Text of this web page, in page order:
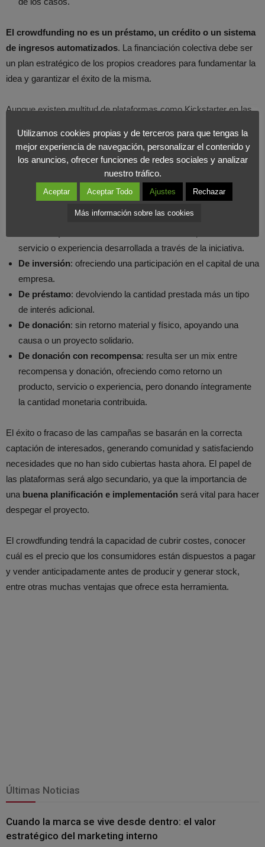
El crowdfunding no es un préstamo, un crédito o un sistema
de ingresos automatizados. La financiación colectiva debe ser
un plan estratégico de los propios creadores para fundamentar la
idea y garantizar el éxito de la misma.
Aunque existen multitud de plataformas como Kickstarter en las
euros, no resulta ser una herramienta fácil y de usar.
Valentí Acconcia, formador en materia crowdfunding desde el año
2011 y autor del libro
Crowdfunding, financia y lanza tu proyecto,
diferencia en su obra5 tipos de crowdfunding:
servicio o experiencia desarrollada a través de la iniciativa.
De inversión: ofreciendo una participación en el capital de una
empresa.
De préstamo: devolviendo la cantidad prestada más un tipo
de interés adicional.
De donación: sin retorno material y físico, apoyando una
causa o un proyecto solidario.
De donación con recompensa: resulta ser un mix entre
recompensa y donación, ofreciendo como retorno un
producto, servicio o experiencia, pero donando íntegramente
la cantidad monetaria contribuida.
El éxito o fracaso de las campañas se basarán en la correcta
captación de interesados, generando comunidad y satisfaciendo
necesidades que no han sido cubiertas hasta ahora. El papel de
las plataformas será algo secundario, ya que la importancia de
una buena planificación e implementación será vital para hacer
despegar el proyecto.
El crowdfunding tendrá la capacidad de cubrir costes, conocer
cuál es el precio que los consumidores están dispuestos a pagar
y vender anticipadamente antes de producir y generar stock,
entre otras muchas ventajas que ofrece esta herramienta.
Últimas Noticias
Cuando la marca se vive desde dentro: el valor
estratégico del marketing interno
Utilizamos cookies propias y de terceros para que tengas la
mejor experiencia de navegación, personalizar el contenido y
los anuncios, ofrecer funciones de redes sociales y analizar
nuestro tráfico.
Aceptar Aceptar Todo Ajustes Rechazar
Más información sobre las cookies